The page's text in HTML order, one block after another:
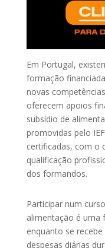
Em Portugal,
formação
novas
oferecem apoios
subsídio de
promovidas pelo
certificadas, com o
qualificação
dos formandos.
Participar num
alimentação é uma
enquanto se
despesas diárias